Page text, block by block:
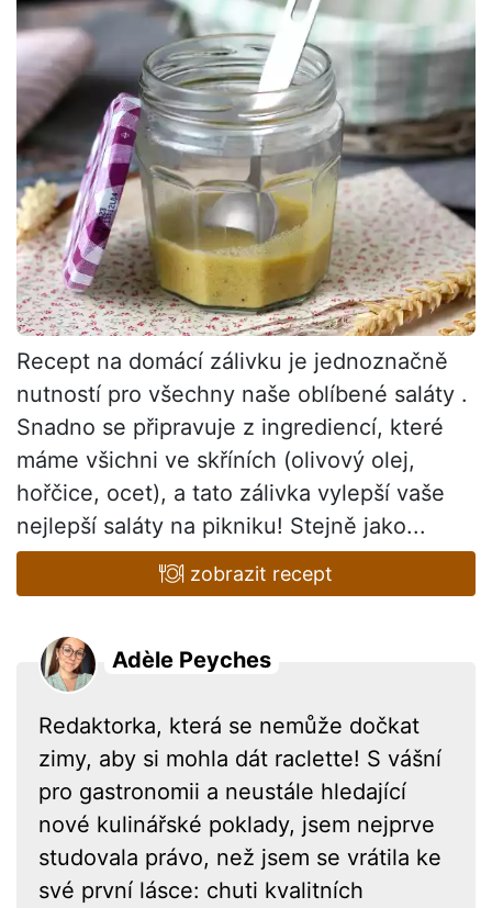
Recept na domácí zálivku je jednoznačně
nutností pro všechny naše oblíbené saláty .
Snadno se připravuje z ingrediencí, které
máme všichni ve skříních (olivový olej,
hořčice, ocet), a tato zálivka vylepší vaše
nejlepší saláty na pikniku! Stejně jako...
zobrazit recept
Adèle Peyches
Redaktorka, která se nemůže dočkat
zimy, aby si mohla dát raclette! S vášní
pro gastronomii a neustále hledající
nové kulinářské poklady, jsem nejprve
studovala právo, než jsem se vrátila ke
své první lásce: chuti kvalitních